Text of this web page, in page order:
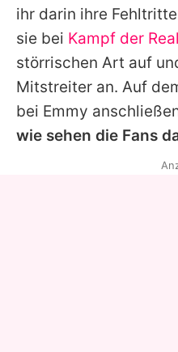
Utiq
ihr darin ihre
sie bei Kampf der
störrischen Art auf
Mitstreiter an. Auf
bei Emmy
wie sehen die Fans